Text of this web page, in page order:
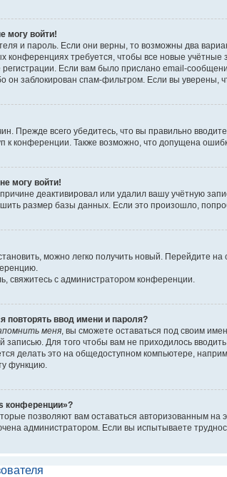
могу войти!
и пароль. Если они верны, то возможны два
конференциях требуется, чтобы все новые
Если вам было прислано email-
он заблокирован спам-фильтром. Если вы уверены,
Прежде всего убедитесь, что вы правильно
к конференции. Также возможно, что допущена
могу войти!
деактивировал или удалил вашу учётную
размер базы данных. Если это произошло,
можно легко получить новый. Перейдите
свяжитесь с администратором конференции.
повторять ввод имени и пароля?
меня, вы сможете оставаться под своим
записью. Для того чтобы вам не приходилось
делать это на общедоступном компьютере,
функцию.
конференции»?
позволяют вам оставаться авторизованным
администратором. Если вы испытываете